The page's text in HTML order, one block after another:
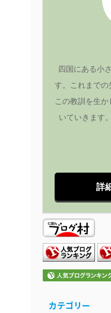
四国にある小
す。これまでの
この教訓を生
いていきます
詳
カテゴリー